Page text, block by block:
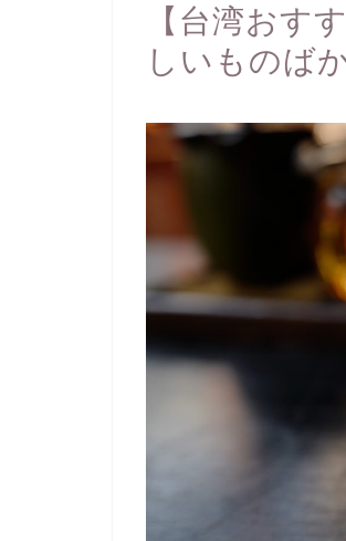
【台湾おす
しいものば